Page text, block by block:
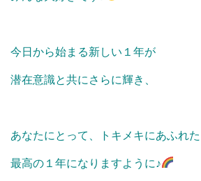
今日から始まる新しい１年が
潜在意識と共にさらに輝き、
あなたにとって、トキメキにあふれた
最高の１年になりますように♪